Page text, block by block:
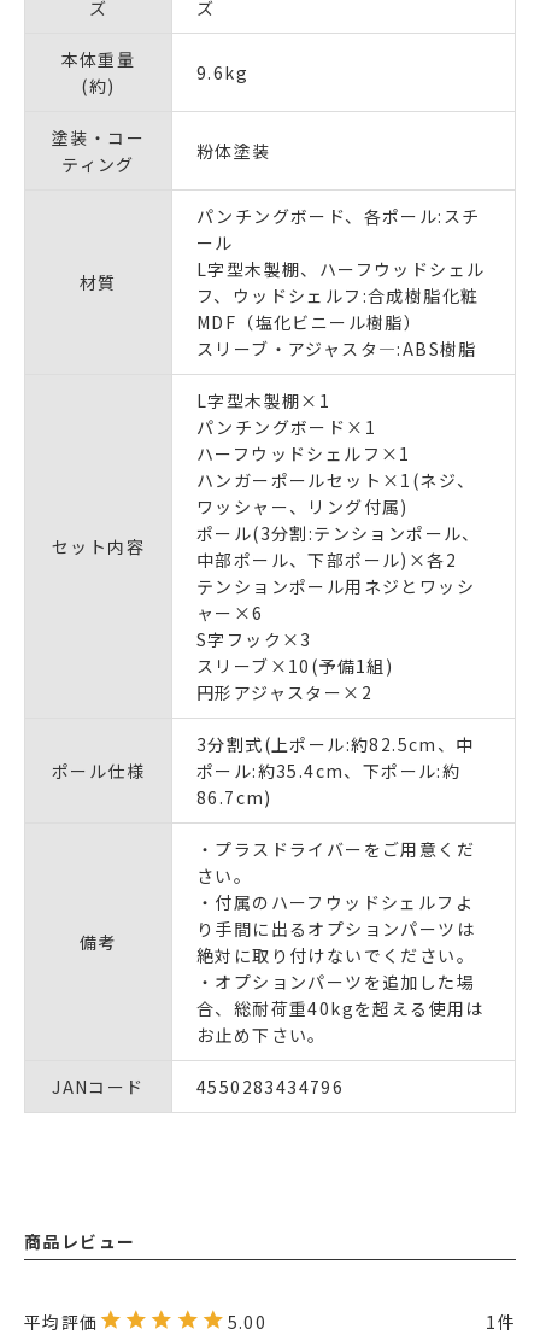
ズ ズ
本体重量
(約)
9.6kg
塗装・コー
ティング
粉体塗装
材質
パンチングボード、各ポール:スチ
ール
L字型木製棚、ハーフウッドシェル
フ、ウッドシェルフ:合成樹脂化粧
MDF（塩化ビニール樹脂）
スリーブ・アジャスタ―:ABS樹脂
セット内容
L字型木製棚×1
パンチングボード×1
ハーフウッドシェルフ×1
ハンガーポールセット×1(ネジ、
ワッシャー、リング付属)
ポール(3分割:テンションポール、
中部ポール、下部ポール)×各2
テンションポール用ネジとワッシ
ャー×6
S字フック×3
スリーブ×10(予備1組)
円形アジャスター×2
ポール仕様
3分割式(上ポール:約82.5cm、中
ポール:約35.4cm、下ポール:約
86.7cm)
備考
・プラスドライバーをご用意くだ
さい。
・付属のハーフウッドシェルフよ
り手間に出るオプションパーツは
絶対に取り付けないでください。
・オプションパーツを追加した場
合、総耐荷重40kgを超える使用は
お止め下さい。
JANコード 4550283434796
商品レビュー
5.00 1